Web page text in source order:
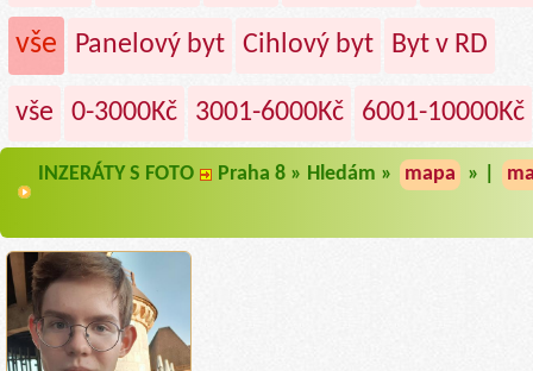
vše Panelový byt Cihlový byt Byt v RD
vše 0-3000Kč 3001-6000Kč 6001-10000Kč
INZERÁTY S FOTO Praha 8 » Hledám » mapa » |